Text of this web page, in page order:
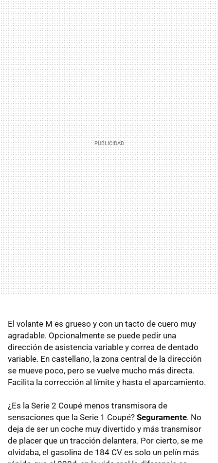
El volante M es grueso y con un tacto de cuero muy
agradable. Opcionalmente se puede pedir una
dirección de asistencia variable y correa de dentado
variable. En castellano, la zona central de la dirección
se mueve poco, pero se vuelve mucho más directa.
Facilita la corrección al límite y hasta el aparcamiento.
¿Es la Serie 2 Coupé menos transmisora de
sensaciones que la Serie 1 Coupé? Seguramente. No
deja de ser un coche muy divertido y más transmisor
de placer que un tracción delantera. Por cierto, se me
olvidaba, el gasolina de 184 CV es solo un pelín más